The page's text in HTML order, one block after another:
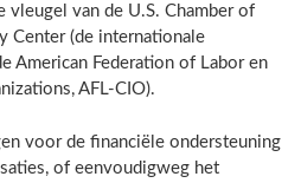
vleugel van de U.S. Chamber of
Center (de internationale
American Federation of Labor en
AFL-CIO).
voor de financiële ondersteuning
of eenvoudigweg het